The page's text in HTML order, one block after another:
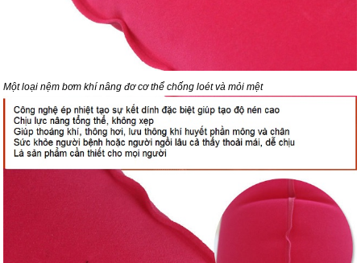
Một loại nệm bơm khí nâng đơ cơ thể chống loét và mỏi mệt